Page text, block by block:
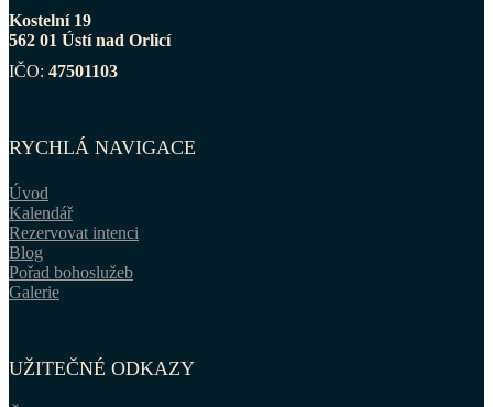
Kostelní 19
562 01 Ústí nad Orlicí
IČO: 47501103
RYCHLÁ NAVIGACE
Úvod
Kalendář
Rezervovat intenci
Blog
Pořad bohoslužeb
Galerie
UŽITEČNÉ ODKAZY